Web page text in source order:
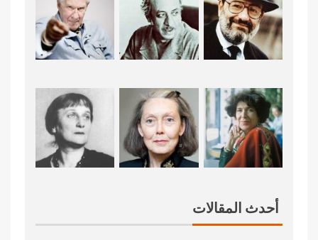
أحدث المقالات